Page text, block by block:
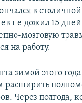
в
не дожил 15
мозговую
на работу.
зимой этого
Через полгода,